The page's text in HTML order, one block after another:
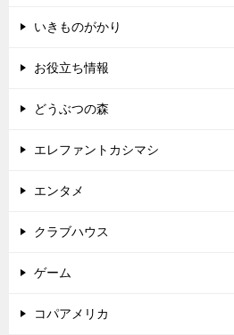
いきものがかり
お役立ち情報
どうぶつの森
エレファントカシマシ
エンタメ
クラブハウス
ゲーム
コパアメリカ